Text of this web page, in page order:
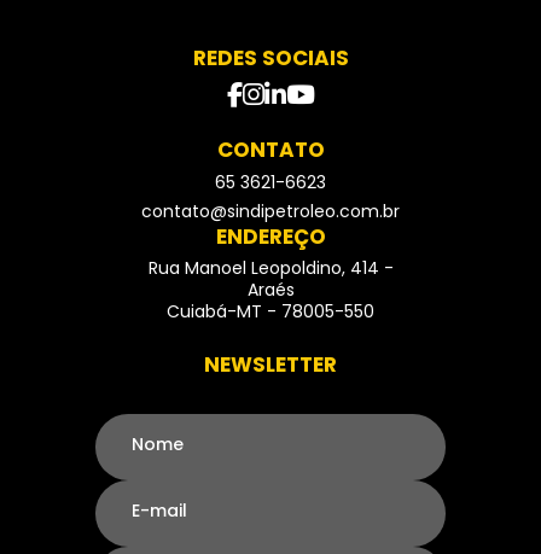
REDES SOCIAIS
facebook
instagram
Linkedin
Youtube
CONTATO
- Telefone
65 3621-6623
contato@sindipetroleo.com.br
ENDEREÇO
Rua Manoel Leopoldino, 414 -
Araés
Cuiabá-MT - 78005-550
NEWSLETTER
Nome
E-mail